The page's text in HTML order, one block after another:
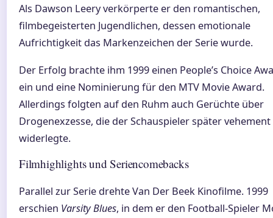
Als Dawson Leery verkörperte er den romantischen,
filmbegeisterten Jugendlichen, dessen emotionale
Aufrichtigkeit das Markenzeichen der Serie wurde.
Der Erfolg brachte ihm 1999 einen People’s Choice
ein und eine Nominierung für den MTV Movie Award.
Allerdings folgten auf den Ruhm auch Gerüchte über
Drogenexzesse, die der Schauspieler später vehement
widerlegte.
Filmhighlights und Seriencomebacks
Parallel zur Serie drehte Van Der Beek Kinofilme. 1999
erschien Varsity Blues, in dem er den Football-Spieler